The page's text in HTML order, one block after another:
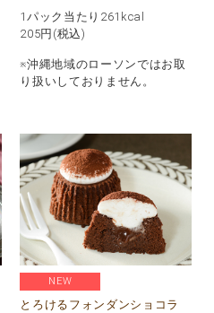
1パック当たり261kcal
205円(税込)
※沖縄地域のローソンではお取
り扱いしておりません。
NEW
とろけるフォンダンショコラ